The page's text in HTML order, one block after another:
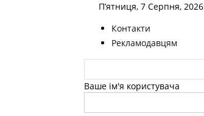
П’ятниця, 7 Серпня, 2026
Контакти
Рекламодавцям
Ваше ім'я користувача